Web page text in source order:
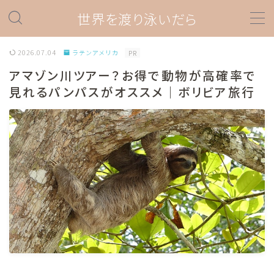
世界を渡り泳いだら
MENU
ダイビング
ダイビングスポット情報
ダイビング器材
プロダイバー関連
ダイビングあれこれ
海外旅行
旅の準備情報
ラテンアメリカ
2026.07.04 ラテンアメリカ PR
アマゾン川ツアー？お得で動物が高確率で
見れるパンパスがオススメ｜ボリビア旅行